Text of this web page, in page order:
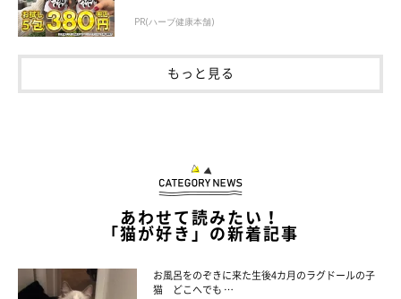
PR(ハーブ健康本舗)
もっと見る
あわせて読みたい！
「猫が好き」の新着記事
お風呂をのぞきに来た生後4カ月のラグドールの子
猫 どこへでも …